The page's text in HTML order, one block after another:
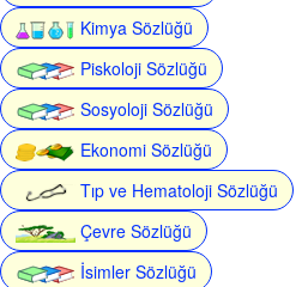
Kimya Sözlüğü
Piskoloji Sözlüğü
Sosyoloji Sözlüğü
Ekonomi Sözlüğü
Tıp ve Hematoloji Sözlüğü
Çevre Sözlüğü
İsimler Sözlüğü